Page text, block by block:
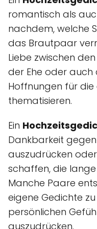
romantisch als
nachdem, welche
das Brautpaar
Liebe zwischen
der Ehe oder auch
Hoffnungen für
thematisieren.
Ein
Dankbarkeit
auszudrücken
schaffen, die lange
Manche Paare
eigene Gedichte
persönlichen
auszudrücken.